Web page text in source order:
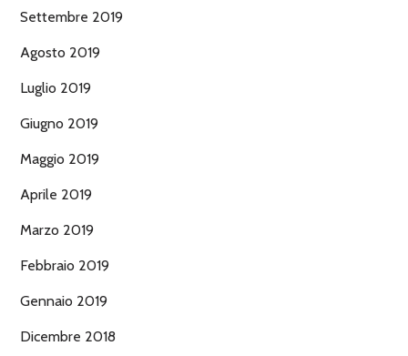
Settembre 2019
Agosto 2019
Luglio 2019
Giugno 2019
Maggio 2019
Aprile 2019
Marzo 2019
Febbraio 2019
Gennaio 2019
Dicembre 2018